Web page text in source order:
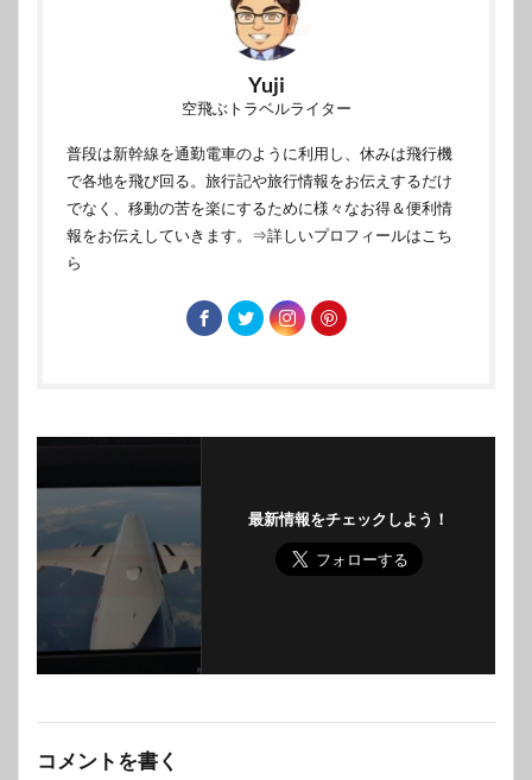
Yuji
空飛ぶトラベルライター
普段は新幹線を通勤電車のように利用し、休みは飛行機
で各地を飛び回る。旅行記や旅行情報をお伝えするだけ
でなく、移動の苦を楽にするために様々なお得＆便利情
報をお伝えしていきます。 ⇒詳しいプロフィールはこち
ら
最新情報をチェックしよう！
コメントを書く